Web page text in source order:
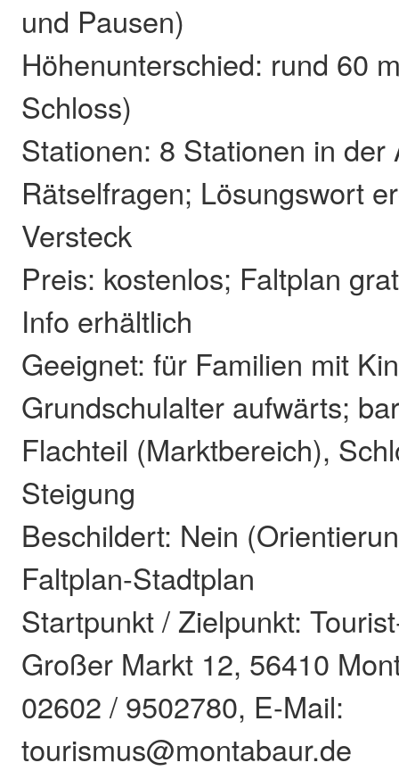
und Pausen)
Höhenunterschied: rund 60
Schloss)
Stationen: 8 Stationen in der
Rätselfragen; Lösungswort
Versteck
Preis: kostenlos; Faltplan
Info erhältlich
Geeignet: für Familien mit
Grundschulalter aufwärts;
Flachteil (Marktbereich),
Steigung
Beschildert: Nein
Faltplan-Stadtplan
Startpunkt / Zielpunkt:
Großer Markt 12, 56410
02602 / 9502780, E-Mail:
tourismus@montabaur.de